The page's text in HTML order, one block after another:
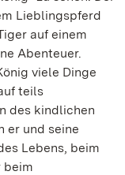
Lieblingspferd
auf einem
Abenteuer.
viele Dinge
teils
des kindlichen
er und seine
Lebens, beim
beim